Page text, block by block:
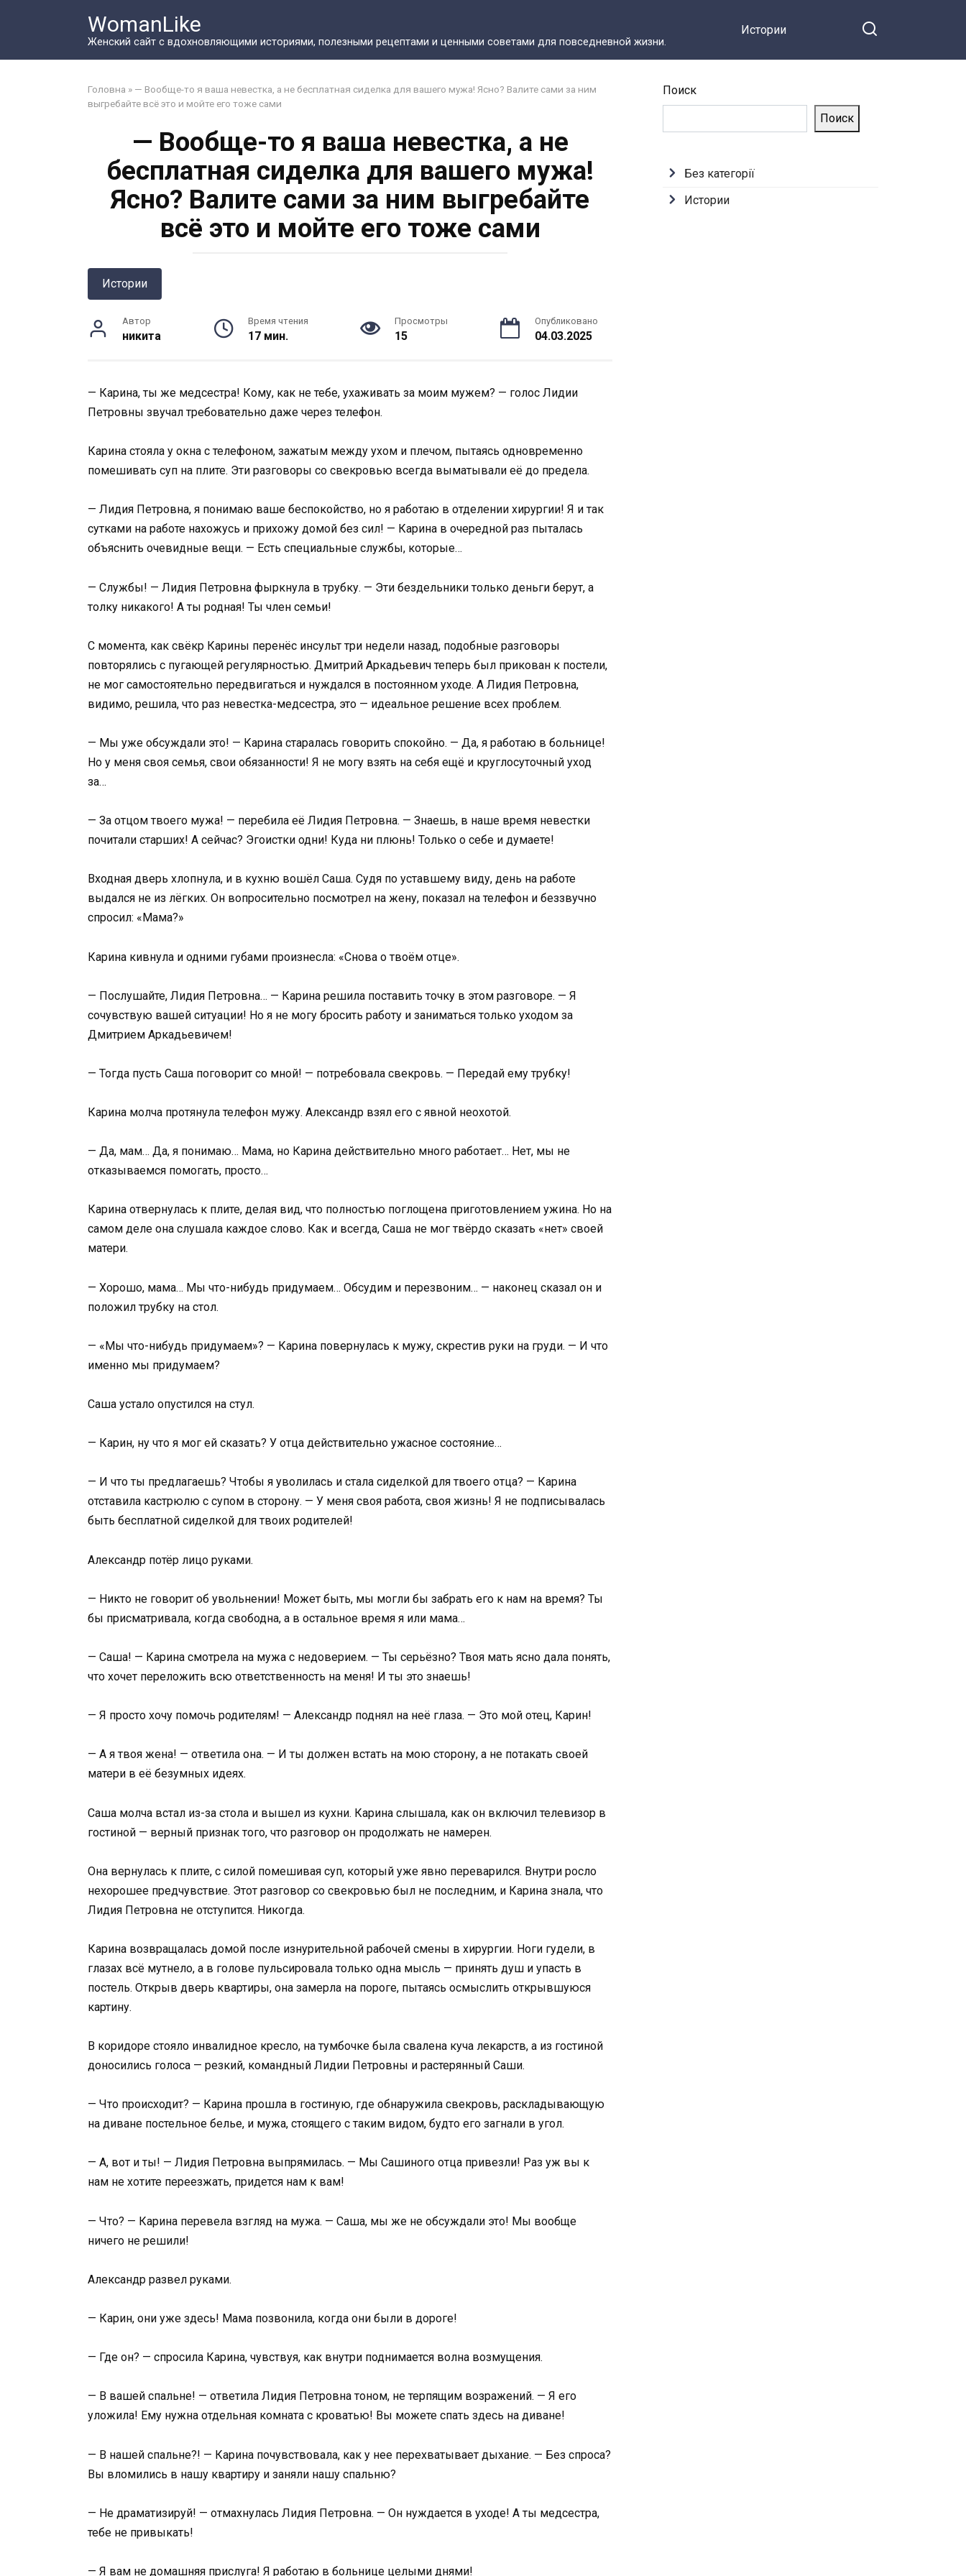
WomanLike
Женский сайт с вдохновляющими историями, полезными рецептами и ценными советами для повседневной жизни.
Истории
Головна » — Вообще-то я ваша невестка, а не бесплатная сиделка для вашего мужа! Ясно? Валите сами за ним
выгребайте всё это и мойте его тоже сами
— Вообще-то я ваша невестка, а не
бесплатная сиделка для вашего мужа!
Ясно? Валите сами за ним выгребайте
всё это и мойте его тоже сами
Истории
Автор
никита
Время чтения
17 мин.
Просмотры
15
Опубликовано
04.03.2025
— Карина, ты же медсестра! Кому, как не тебе, ухаживать за моим мужем? — голос Лидии
Петровны звучал требовательно даже через телефон.
Карина стояла у окна с телефоном, зажатым между ухом и плечом, пытаясь одновременно
помешивать суп на плите. Эти разговоры со свекровью всегда выматывали её до предела.
— Лидия Петровна, я понимаю ваше беспокойство, но я работаю в отделении хирургии! Я и так
сутками на работе нахожусь и прихожу домой без сил! — Карина в очередной раз пыталась
объяснить очевидные вещи. — Есть специальные службы, которые…
— Службы! — Лидия Петровна фыркнула в трубку. — Эти бездельники только деньги берут, а
толку никакого! А ты родная! Ты член семьи!
С момента, как свёкр Карины перенёс инсульт три недели назад, подобные разговоры
повторялись с пугающей регулярностью. Дмитрий Аркадьевич теперь был прикован к постели,
не мог самостоятельно передвигаться и нуждался в постоянном уходе. А Лидия Петровна,
видимо, решила, что раз невестка-медсестра, это — идеальное решение всех проблем.
— Мы уже обсуждали это! — Карина старалась говорить спокойно. — Да, я работаю в больнице!
Но у меня своя семья, свои обязанности! Я не могу взять на себя ещё и круглосуточный уход
за…
— За отцом твоего мужа! — перебила её Лидия Петровна. — Знаешь, в наше время невестки
почитали старших! А сейчас? Эгоистки одни! Куда ни плюнь! Только о себе и думаете!
Входная дверь хлопнула, и в кухню вошёл Саша. Судя по уставшему виду, день на работе
выдался не из лёгких. Он вопросительно посмотрел на жену, показал на телефон и беззвучно
спросил: «Мама?»
Карина кивнула и одними губами произнесла: «Снова о твоём отце».
— Послушайте, Лидия Петровна… — Карина решила поставить точку в этом разговоре. — Я
сочувствую вашей ситуации! Но я не могу бросить работу и заниматься только уходом за
Дмитрием Аркадьевичем!
— Тогда пусть Саша поговорит со мной! — потребовала свекровь. — Передай ему трубку!
Карина молча протянула телефон мужу. Александр взял его с явной неохотой.
— Да, мам… Да, я понимаю… Мама, но Карина действительно много работает… Нет, мы не
отказываемся помогать, просто…
Карина отвернулась к плите, делая вид, что полностью поглощена приготовлением ужина. Но на
самом деле она слушала каждое слово. Как и всегда, Саша не мог твёрдо сказать «нет» своей
матери.
— Хорошо, мама… Мы что-нибудь придумаем… Обсудим и перезвоним… — наконец сказал он и
положил трубку на стол.
— «Мы что-нибудь придумаем»? — Карина повернулась к мужу, скрестив руки на груди. — И что
именно мы придумаем?
Саша устало опустился на стул.
— Карин, ну что я мог ей сказать? У отца действительно ужасное состояние…
— И что ты предлагаешь? Чтобы я уволилась и стала сиделкой для твоего отца? — Карина
отставила кастрюлю с супом в сторону. — У меня своя работа, своя жизнь! Я не подписывалась
быть бесплатной сиделкой для твоих родителей!
Александр потёр лицо руками.
— Никто не говорит об увольнении! Может быть, мы могли бы забрать его к нам на время? Ты
бы присматривала, когда свободна, а в остальное время я или мама…
— Саша! — Карина смотрела на мужа с недоверием. — Ты серьёзно? Твоя мать ясно дала понять,
что хочет переложить всю ответственность на меня! И ты это знаешь!
— Я просто хочу помочь родителям! — Александр поднял на неё глаза. — Это мой отец, Карин!
— А я твоя жена! — ответила она. — И ты должен встать на мою сторону, а не потакать своей
матери в её безумных идеях.
Саша молча встал из-за стола и вышел из кухни. Карина слышала, как он включил телевизор в
гостиной — верный признак того, что разговор он продолжать не намерен.
Она вернулась к плите, с силой помешивая суп, который уже явно переварился. Внутри росло
нехорошее предчувствие. Этот разговор со свекровью был не последним, и Карина знала, что
Лидия Петровна не отступится. Никогда.
Карина возвращалась домой после изнурительной рабочей смены в хирургии. Ноги гудели, в
глазах всё мутнело, а в голове пульсировала только одна мысль — принять душ и упасть в
постель. Открыв дверь квартиры, она замерла на пороге, пытаясь осмыслить открывшуюся
картину.
В коридоре стояло инвалидное кресло, на тумбочке была свалена куча лекарств, а из гостиной
доносились голоса — резкий, командный Лидии Петровны и растерянный Саши.
— Что происходит? — Карина прошла в гостиную, где обнаружила свекровь, раскладывающую
на диване постельное белье, и мужа, стоящего с таким видом, будто его загнали в угол.
— А, вот и ты! — Лидия Петровна выпрямилась. — Мы Сашиного отца привезли! Раз уж вы к
нам не хотите переезжать, придется нам к вам!
— Что? — Карина перевела взгляд на мужа. — Саша, мы же не обсуждали это! Мы вообще
ничего не решили!
Александр развел руками.
— Карин, они уже здесь! Мама позвонила, когда они были в дороге!
— Где он? — спросила Карина, чувствуя, как внутри поднимается волна возмущения.
— В вашей спальне! — ответила Лидия Петровна тоном, не терпящим возражений. — Я его
уложила! Ему нужна отдельная комната с кроватью! Вы можете спать здесь на диване!
— В нашей спальне?! — Карина почувствовала, как у нее перехватывает дыхание. — Без спроса?
Вы вломились в нашу квартиру и заняли нашу спальню?
— Не драматизируй! — отмахнулась Лидия Петровна. — Он нуждается в уходе! А ты медсестра,
тебе не привыкать!
— Я вам не домашняя прислуга! Я работаю в больнице целыми днями!
Поиск
Поиск
Без категорії
Истории